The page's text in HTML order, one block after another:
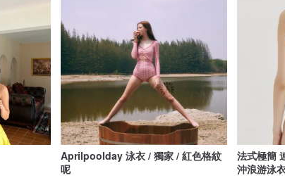
Aprilpoolday 泳衣 / 獨家 / 紅色格紋
呢
法式極簡
沖浪游泳